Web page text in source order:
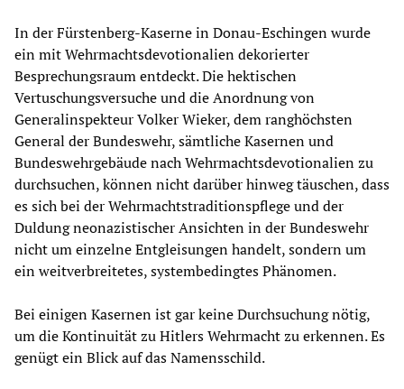
In der Fürstenberg-Kaserne in Donau-Eschingen wurde
ein mit Wehrmachtsdevotionalien dekorierter
Besprechungsraum entdeckt. Die hektischen
Vertuschungsversuche und die Anordnung von
Generalinspekteur Volker Wieker, dem ranghöchsten
General der Bundeswehr, sämtliche Kasernen und
Bundeswehrgebäude nach Wehrmachtsdevotionalien zu
durchsuchen, können nicht darüber hinweg täuschen, dass
es sich bei der Wehrmachtstraditionspflege und der
Duldung neonazistischer Ansichten in der Bundeswehr
nicht um einzelne Entgleisungen handelt, sondern um
ein weitverbreitetes, systembedingtes Phänomen.
Bei einigen Kasernen ist gar keine Durchsuchung nötig,
um die Kontinuität zu Hitlers Wehrmacht zu erkennen. Es
genügt ein Blick auf das Namensschild.